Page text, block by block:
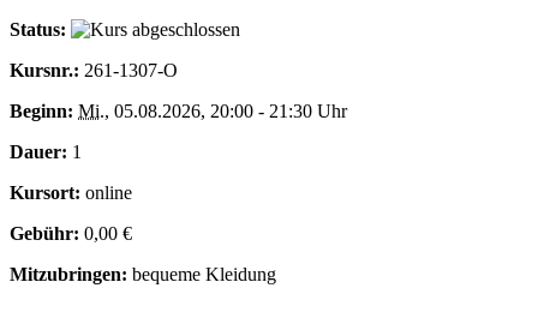
Status:
Kursnr.: 261-1307-O
Beginn: Mi., 05.08.2026, 20:00 - 21:30 Uhr
Dauer: 1
Kursort: online
Gebühr: 0,00 €
Mitzubringen: bequeme Kleidung